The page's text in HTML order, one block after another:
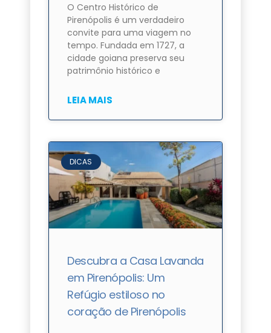
O Centro Histórico de
Pirenópolis é um verdadeiro
convite para uma viagem no
tempo. Fundada em 1727, a
cidade goiana preserva seu
patrimônio histórico e
LEIA MAIS
DICAS
Descubra a Casa Lavanda
em Pirenópolis: Um
Refúgio estiloso no
coração de Pirenópolis